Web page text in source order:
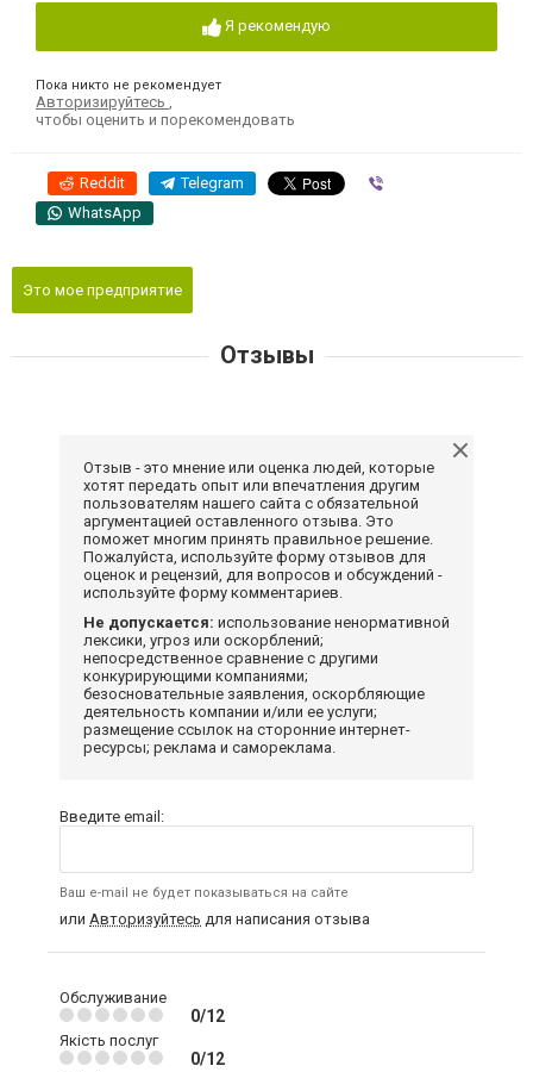
Я рекомендую
Пока никто не рекомендует
Авторизируйтесь
чтобы оценить и порекомендовать
Reddit Telegram
WhatsApp
Это мое предприятие
Отзывы
Отзыв - это мнение или оценка людей, которые
хотят передать опыт или впечатления другим
пользователям нашего сайта с обязательной
аргументацией оставленного отзыва. Это
поможет многим принять правильное решение.
Пожалуйста, используйте форму отзывов для
оценок и рецензий, для вопросов и обсуждений -
используйте форму комментариев.
Не допускается: использование ненормативной
лексики, угроз или оскорблений;
непосредственное сравнение с другими
конкурирующими компаниями;
безосновательные заявления, оскорбляющие
деятельность компании и/или ее услуги;
размещение ссылок на сторонние интернет-
ресурсы; реклама и самореклама.
Введите email:
Ваш e-mail не будет показываться на сайте
или Авторизуйтесь для написания отзыва
Обслуживание
0/12
Якість послуг
0/12